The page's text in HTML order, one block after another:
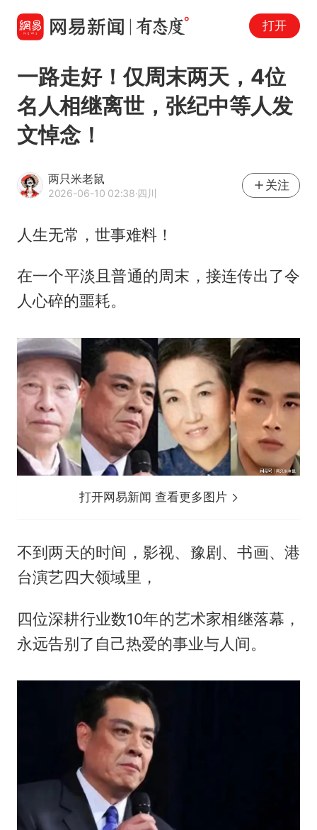
打开
一路走好！仅周末两天，4位
名人相继离世，张纪中等人发
文悼念！
两只米老鼠
2026-06-10 02:38·四川
关注
人生无常，世事难料！
在一个平淡且普通的周末，接连传出了令
人心碎的噩耗。
打开网易新闻 查看更多图片
不到两天的时间，影视、豫剧、书画、港
台演艺四大领域里，
四位深耕行业数10年的艺术家相继落幕，
永远告别了自己热爱的事业与人间。